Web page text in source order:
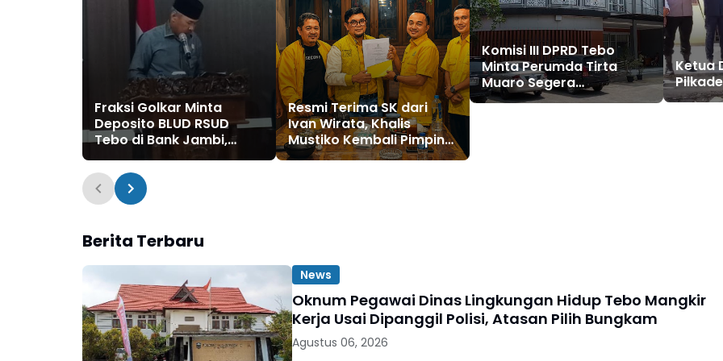
Fraksi Golkar Minta
Deposito BLUD RSUD
Tebo di Bank Jambi,
Soroti Pelayanan, CSR,
PDAM dan Jalan Perintis
Resmi Terima SK dari
Ivan Wirata, Khalis
Mustiko Kembali Pimpin
Golkar Tebo, Liga Marisa
Komisi III DPRD Tebo
Minta Perumda Tirta
Muaro Segera
Kembalikan Temuan BPK
Ketua
Berita Terbaru
News
Oknum Pegawai Dinas Lingkungan Hidup Tebo Mangkir
Kerja Usai Dipanggil Polisi, Atasan Pilih Bungkam
Agustus 06, 2026